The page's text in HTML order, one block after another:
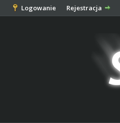
Logowanie Rejestracja